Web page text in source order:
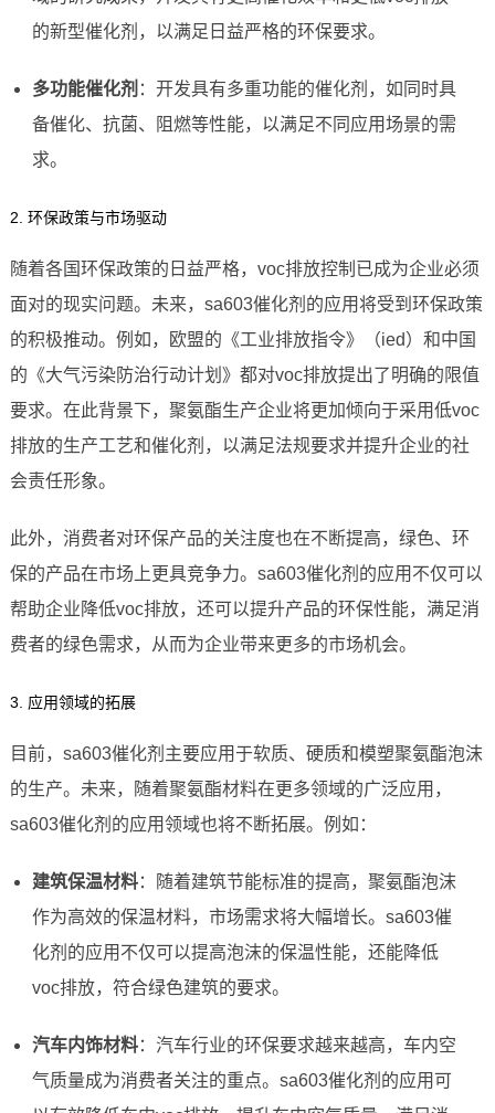
的新型催化剂，以满足日益严格的环保要求。
多功能催化剂 ：开发具有多重功能的催化剂，如同时具
备催化、抗菌、阻燃等性能，以满足不同应用场景的需
求。
2. 环保政策与市场驱动
随着各国环保政策的日益严格，voc排放控制已成为企业必须
面对的现实问题。未来，sa603催化剂的应用将受到环保政策
的积极推动。例如，欧盟的《工业排放指令》（ied）和中国
的《大气污染防治行动计划》都对voc排放提出了明确的限值
要求。在此背景下，聚氨酯生产企业将更加倾向于采用低voc
排放的生产工艺和催化剂，以满足法规要求并提升企业的社
会责任形象。
此外，消费者对环保产品的关注度也在不断提高，绿色、环
保的产品在市场上更具竞争力。sa603催化剂的应用不仅可以
帮助企业降低voc排放，还可以提升产品的环保性能，满足消
费者的绿色需求，从而为企业带来更多的市场机会。
3. 应用领域的拓展
目前，sa603催化剂主要应用于软质、硬质和模塑聚氨酯泡沫
的生产。未来，随着聚氨酯材料在更多领域的广泛应用，
sa603催化剂的应用领域也将不断拓展。例如：
建筑保温材料：随着建筑节能标准的提高，聚氨酯泡沫
作为高效的保温材料，市场需求将大幅增长。sa603催
化剂的应用不仅可以提高泡沫的保温性能，还能降低
voc排放，符合绿色建筑的要求。
汽车内饰材料：汽车行业的环保要求越来越高，车内空
气质量成为消费者关注的重点。sa603催化剂的应用可